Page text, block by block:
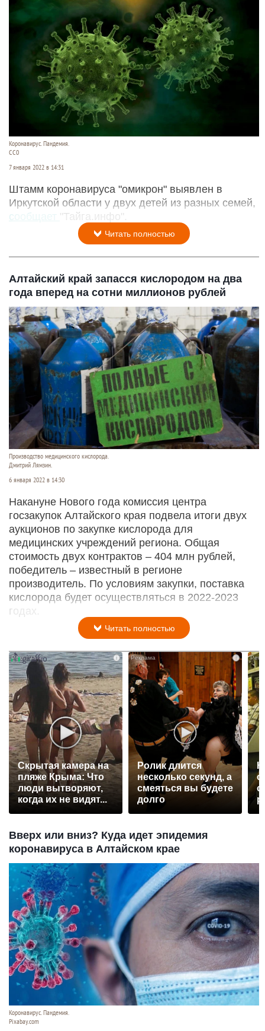
Коронавирус. Пандемия.
СС0
7 января 2022 в 14:31
Штамм коронавируса "омикрон" выявлен в
Иркутской области у двух детей из разных семей,
сообщает "Тайга.инфо".
Читать полностью
Алтайский край запасся кислородом на два
года вперед на сотни миллионов рублей
Производство медицинского кислорода.
Дмитрий Лямзин.
6 января 2022 в 14:30
Накануне Нового года комиссия центра
госзакупок Алтайского края подвела итоги двух
аукционов по закупке кислорода для
медицинских учреждений региона. Общая
стоимость двух контрактов – 404 млн рублей,
победитель – известный в регионе
производитель. По условиям закупки, поставка
кислорода будет осуществляться в 2022-2023
годах.
Читать полностью
i
Скрытая камера на
пляже Крыма: Что
люди вытворяют,
когда их не видят...
Ролик длится
несколько секунд, а
смеяться вы будете
долго
Вверх или вниз? Куда идет эпидемия
коронавируса в Алтайском крае
Коронавирус. Пандемия.
Pixabay.com